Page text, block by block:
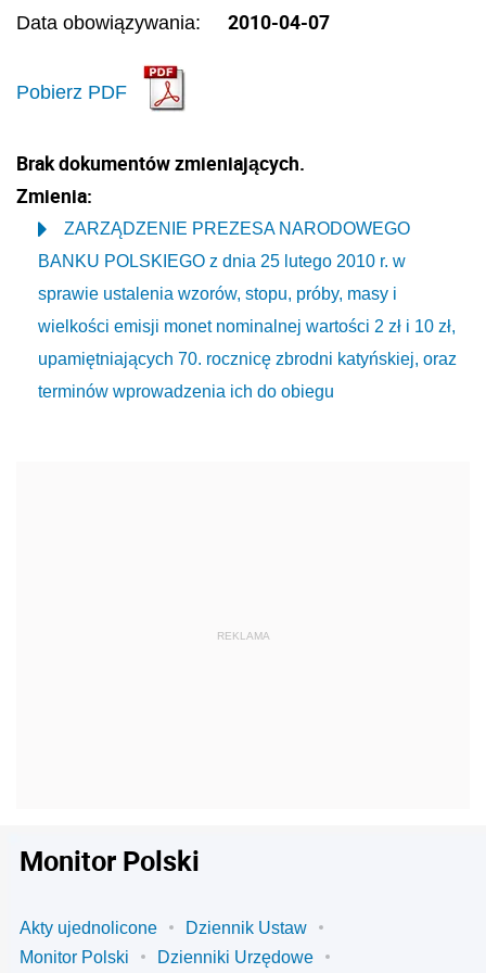
Data obowiązywania: 2010-04-07
Pobierz PDF
Brak dokumentów zmieniających.
Zmienia:
ZARZĄDZENIE PREZESA NARODOWEGO
BANKU POLSKIEGO z dnia 25 lutego 2010 r. w
sprawie ustalenia wzorów, stopu, próby, masy i
wielkości emisji monet nominalnej wartości 2 zł i 10 zł,
upamiętniających 70. rocznicę zbrodni katyńskiej, oraz
terminów wprowadzenia ich do obiegu
Monitor Polski
Akty ujednolicone
Dziennik Ustaw
Monitor Polski
Dzienniki Urzędowe